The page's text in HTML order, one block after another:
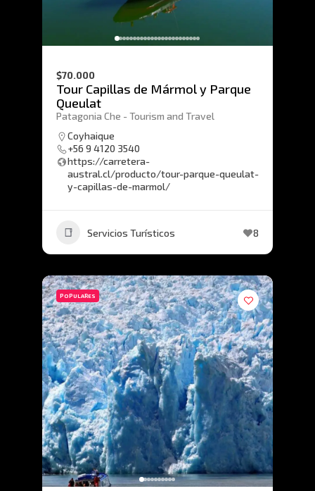
$70.000
Tour Capillas de Mármol y Parque
Queulat
Patagonia Che - Tourism and Travel
Coyhaique
+56 9 4120 3540
https://carretera-
austral.cl/producto/tour-parque-queulat-
y-capillas-de-marmol/
Servicios Turísticos 8
POPULARES